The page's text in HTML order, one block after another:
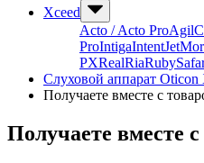
Xceed
Acto / Acto ProAgil
ProIntigaIntentJet
PXRealRiaRuby
Слуховой аппарат Oticon
Получаете вместе с
Получаете вместе